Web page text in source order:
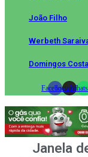
João Filho
Werbeth
Domingos Costa
FacebookInstagram
Janela